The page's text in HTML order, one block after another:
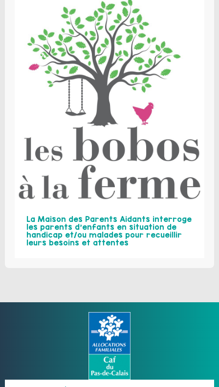
La Maison des Parents Aidants interroge
les parents d’enfants en situation de
handicap et/ou malades pour recueillir
leurs besoins et attentes